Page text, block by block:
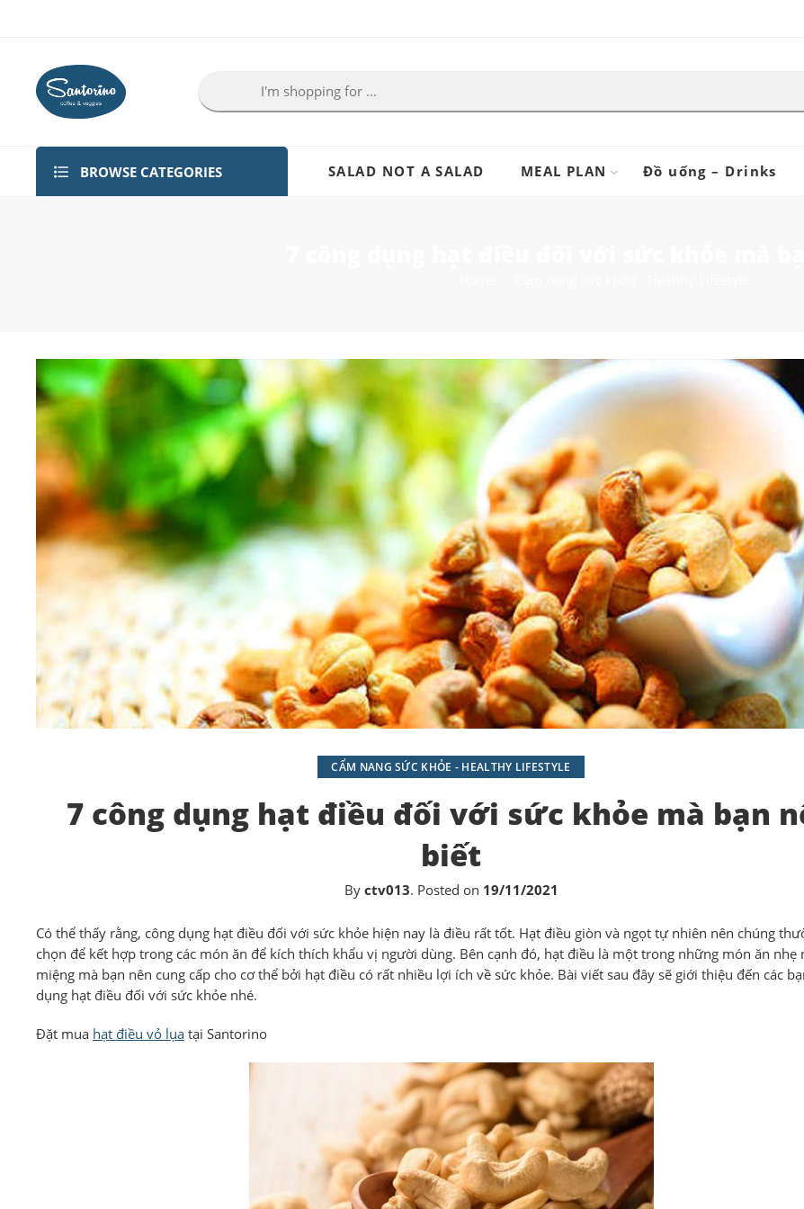
BROWSE CATEGORIES SALAD NOT A SALAD MEAL PLAN Đồ uống – Drinks
CẨM NANG SỨC KHỎE - HEALTHY LIFESTYLE
7 công dụng hạt điều đối với sức khỏe mà bạn
biết
By ctv013. Posted on 19/11/2021
Có thể thấy rằng, công dụng hạt điều đối với sức khỏe hiện nay là điều rất tốt. Hạt điều giòn và ngọt tự nhiên nên chúng
chọn để kết hợp trong các món ăn để kích thích khẩu vị người dùng. Bên cạnh đó, hạt điều là một trong những món ăn nhẹ
miệng mà bạn nên cung cấp cho cơ thể bởi hạt điều có rất nhiều lợi ích về sức khỏe. Bài viết sau đây sẽ giới thiệu đến các
dụng hạt điều đối với sức khỏe nhé.
Đặt mua hạt điều vỏ lụa tại Santorino